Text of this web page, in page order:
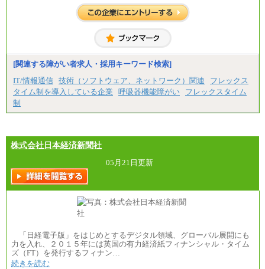
[関連する障がい者求人・採用キーワード検索]
IT/情報通信 技術（ソフトウェア、ネットワーク）関連
フレックス
タイム制を導入している企業
呼吸器機能障がい
フレックスタイム
制
株式会社日本経済新聞社
05月21日更新
「日経電子版」をはじめとするデジタル領域、グローバル展開にも
力を入れ、２０１５年には英国の有力経済紙フィナンシャル・タイム
ズ（FT）を発行するフィナン…
続きを読む